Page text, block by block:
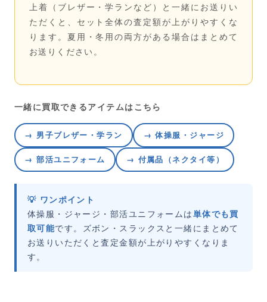
上着（ブレザー・学ランなど）と一緒にお送りい
ただくと、セット全体の査定額が上がりやすくな
ります。夏用・冬用の両方がある場合はまとめて
お送りください。
一緒に買取できるアイテムはこちら
→ 男子ブレザー・学ラン → 体操服・ジャージ
→ 部活ユニフォーム → 付属品（ネクタイ等）
💡 ワンポイント
体操服・ジャージ・部活ユニフォームは単体でも買
取可能です。ズボン・スラックスと一緒にまとめて
お送りいただくと査定金額が上がりやすくなりま
す。